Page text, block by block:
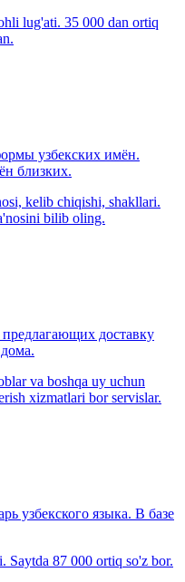
lug'ati. 35 000 dan ortiq
узбекских имён.
близких.
kelib chiqishi, shakllari.
bilib oling.
доставку
va boshqa uy uchun
xizmatlari bor servislar.
узбекского языка. В базе
87 000 ortiq so'z bor.